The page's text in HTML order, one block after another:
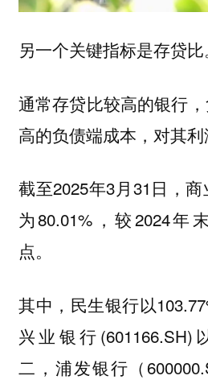
另一个关键指标是存贷比
通常存贷比较高的银行
高的负债端成本，对其利
截至2025年3月31日，
为80.01%，较2024年
点。
其中，民生银行以
兴业银行(601166.SH)
二，浦发银行（